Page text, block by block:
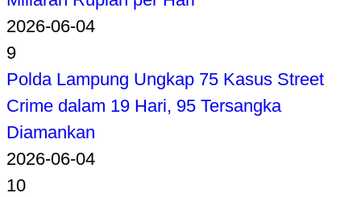
2026-06-04
9
Polda Lampung Ungkap 75 Kasus Street
Crime dalam 19 Hari, 95 Tersangka
Diamankan
2026-06-04
10